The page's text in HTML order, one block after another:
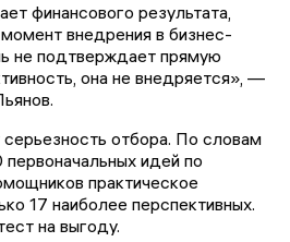
финансового результата,
внедрения в бизнес-
не подтверждает прямую
она не внедряется», —
отбора. По словам
идей по
практическое
17 наиболее перспективных.
на выгоду.